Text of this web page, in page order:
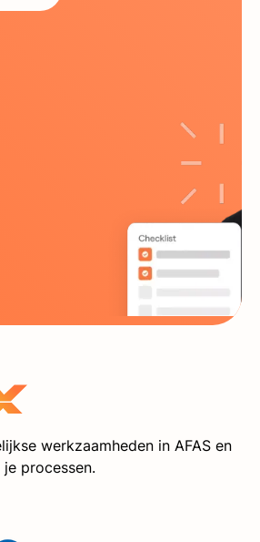
werkzaamheden in AFAS en
processen.